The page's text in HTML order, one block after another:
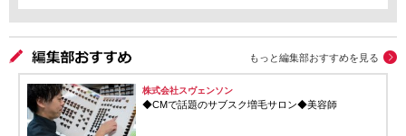
すい！これからカット専門店で働きたい方にもおすすめ◎
もっと編集部おすすめを見る
株式会社スヴェンソン
◆CMで話題のサブスク増毛サロン◆美容師